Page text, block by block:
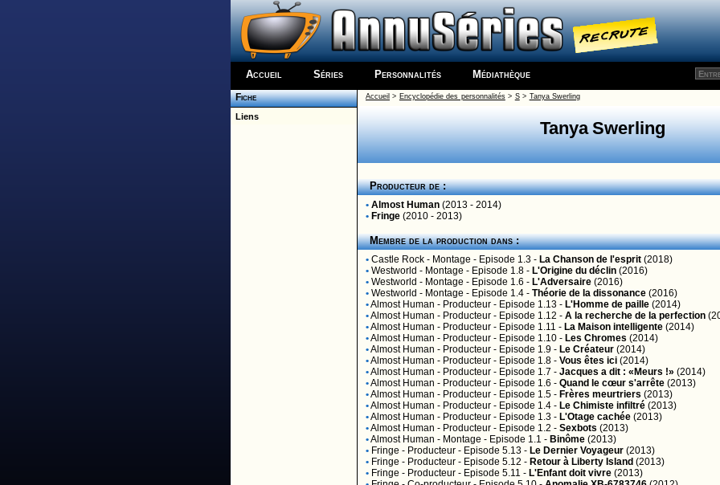
Accueil Séries Personnalités Médiathèque
Fiche
Liens
Accueil > Encyclopédie des personnalités> S> Tanya Swerling
Tanya Swerling
Producteur de :
• Almost Human (2013 - 2014)
• Fringe (2010 - 2013)
Membre de la production dans :
• Castle Rock - Montage - Episode 1.3 - La Chanson de l'esprit (2018)
• Westworld - Montage - Episode 1.8 - L'Origine du déclin (2016)
• Westworld - Montage - Episode 1.6 - L'Adversaire (2016)
• Westworld - Montage - Episode 1.4 - Théorie de la dissonance (2016)
•Almost Human - Producteur - Episode 1.13 - L'Homme de paille (2014)
•Almost Human - Producteur - Episode 1.12 - A la recherche de la perfection
•Almost Human - Producteur - Episode 1.11 - La Maison intelligente (2014)
•Almost Human - Producteur - Episode 1.10 - Les Chromes (2014)
•Almost Human - Producteur - Episode 1.9 - Le Créateur (2014)
•Almost Human - Producteur - Episode 1.8 - Vous êtes ici (2014)
•Almost Human - Producteur - Episode 1.7 - Jacques a dit : «Meurs !» (2014)
•Almost Human - Producteur - Episode 1.6 - Quand le cœur s'arrête (2013)
•Almost Human - Producteur - Episode 1.5 - Frères meurtriers (2013)
•Almost Human - Producteur - Episode 1.4 - Le Chimiste infiltré (2013)
•Almost Human - Producteur - Episode 1.3 - L'Otage cachée (2013)
•Almost Human - Producteur - Episode 1.2 - Sexbots (2013)
•Almost Human - Montage - Episode 1.1 - Binôme (2013)
• Fringe - Producteur - Episode 5.13 - Le Dernier Voyageur (2013)
• Fringe - Producteur - Episode 5.12 - Retour à Liberty Island (2013)
• Fringe - Producteur - Episode 5.11 - L'Enfant doit vivre (2013)